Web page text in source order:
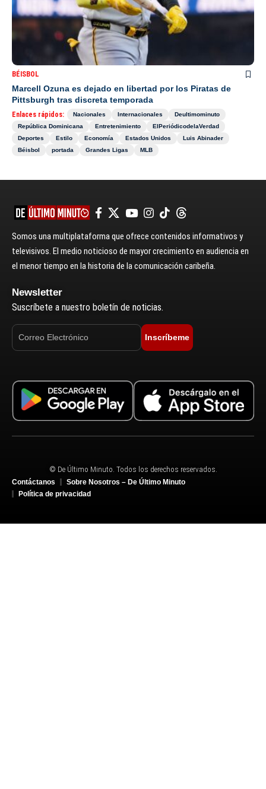
BÉISBOL
Marcell Ozuna es dejado en libertad por los Piratas de
Pittsburgh tras discreta temporada
Enlaces rápidos: Nacionales Internacionales
Deultimominuto
República Dominicana
Entretenimiento
ElPeriódicodelaVerdad
Deportes
Estilo Economía Estados Unidos
Luis Abinader
Béisbol
portada Grandes Ligas MLB
Somos una multiplataforma que ofrece contenidos informativos y
televisivos. El medio noticioso de mayor crecimiento en audiencia en
el menor tiempo en la historia de la comunicación caribeña.
Newsletter
Suscríbete a nuestro boletín de noticias.
Inscríbeme
© De Último Minuto. Todos los derechos reservados.
Contáctanos
Sobre Nosotros – De Último Minuto
Política de privacidad